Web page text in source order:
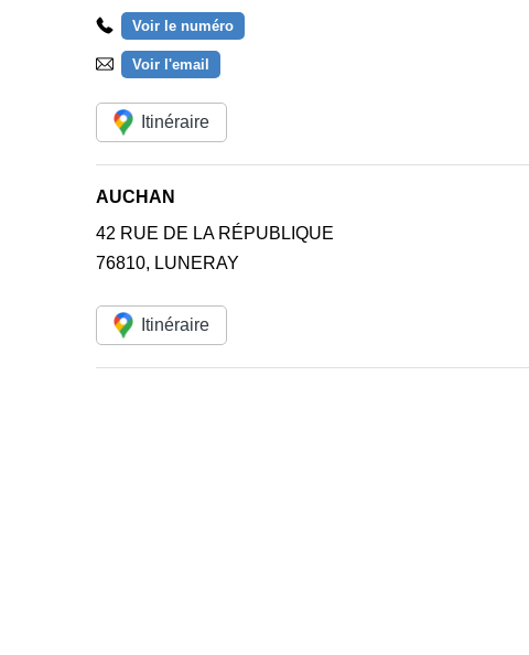
Voir le numéro
Voir l'email
Itinéraire
AUCHAN
42 RUE DE LA RÉPUBLIQUE
76810, LUNERAY
Itinéraire